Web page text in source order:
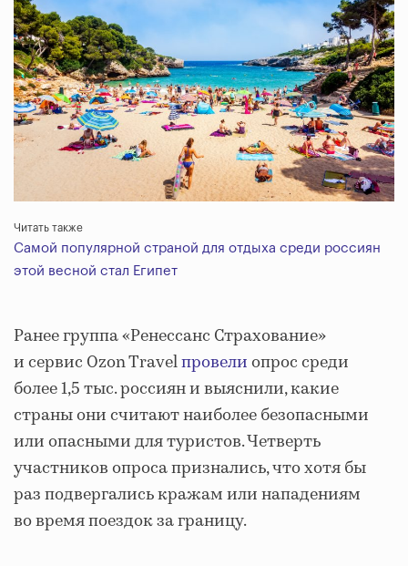
Читать также
Самой популярной страной для отдыха среди россиян
этой весной стал Египет
Ранее группа «Ренессанс Страхование»
и сервис Ozon Travelпровелиопрос среди
более 1,5 тыс. россиян и выяснили, какие
страны они считают наиболее безопасными
или опасными для туристов. Четверть
участников опроса признались, что хотя бы
раз подвергались кражам или нападениям
во время поездок за границу.